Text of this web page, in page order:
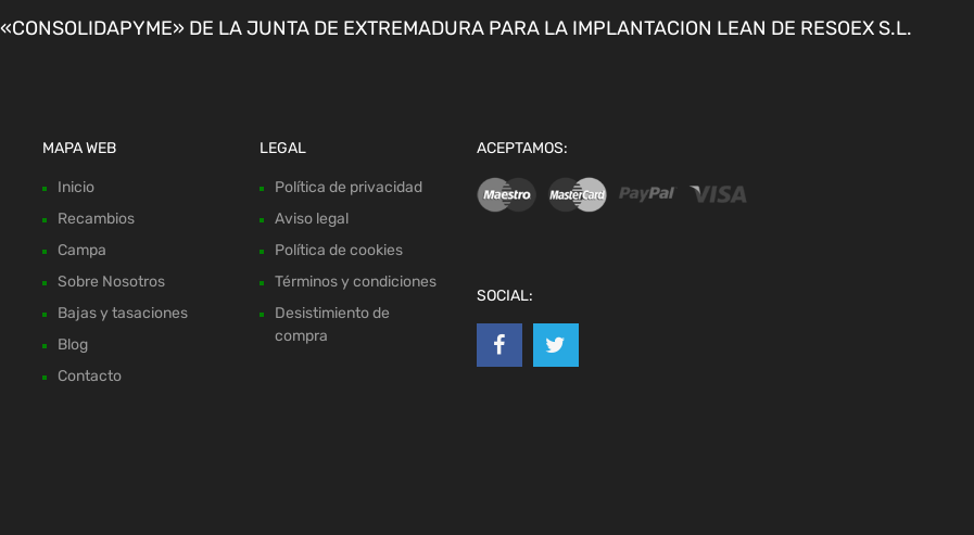
DE LA JUNTA DE EXTREMADURA PARA LA IMPLANTACION LEAN DE RESOEX S.L.
MAPA WEB
Inicio
Recambios
Campa
Sobre Nosotros
Bajas y tasaciones
Blog
Contacto
LEGAL
Política de privacidad
Aviso legal
Política de cookies
Términos y condiciones
Desistimiento de
compra
ACEPTAMOS:
SOCIAL: